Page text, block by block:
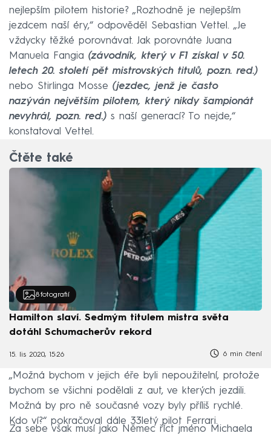
nejlepším pilotem historie? „Rozhodně je nejlepším
jezdcem naší éry,“ odpověděl Sebastian Vettel. „Je
vždycky těžké porovnávat. Jak porovnáte Juana
Manuela Fangia (závodník, který v F1 získal v 50.
letech 20. století pět mistrovských titulů, pozn. red.)
nebo Stirlinga Mosse (jezdec, jenž je často
nazýván největším pilotem, který nikdy šampionát
nevyhrál, pozn. red.) s naší generací? To nejde,“
konstatoval Vettel.
Čtěte také
8 fotografií
Hamilton slaví. Sedmým titulem mistra světa
dotáhl Schumacherův rekord
15. lis 2020, 15:26 6 min čtení
„Možná bychom v jejich éře byli nepoužitelní, protože
bychom se všichni podělali z aut, ve kterých jezdili.
Možná by pro ně současné vozy byly příliš rychlé.
Kdo ví?“ pokračoval dále 33letý pilot Ferrari.
Za sebe však musí jako Němec říct jméno Michaela